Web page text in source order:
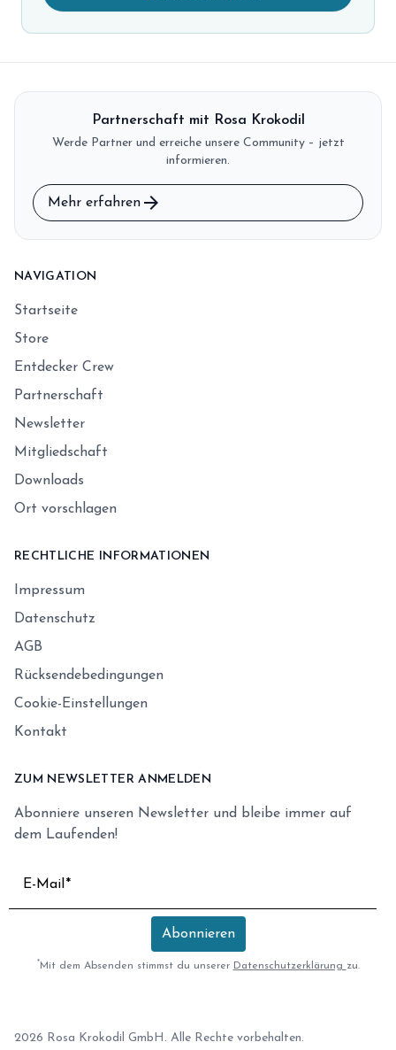
Partnerschaft mit Rosa Krokodil
Werde Partner und erreiche unsere Community – jetzt
informieren.
Mehr erfahren arrow_forward
NAVIGATION
Startseite
Store
Entdecker Crew
Partnerschaft
Newsletter
Mitgliedschaft
Downloads
Ort vorschlagen
RECHTLICHE INFORMATIONEN
Impressum
Datenschutz
AGB
Rücksendebedingungen
Cookie-Einstellungen
Kontakt
ZUM NEWSLETTER ANMELDEN
Abonniere unseren Newsletter und bleibe immer auf
dem Laufenden!
E-Mail
Abonnieren
*Mit dem Absenden stimmst du unserer Datenschutzerklärung zu.
2026 Rosa Krokodil GmbH. Alle Rechte vorbehalten.